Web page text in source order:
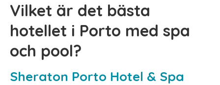
Vilket är det bästa
hotellet i Porto med spa
och pool?
Sheraton Porto Hotel & Spa